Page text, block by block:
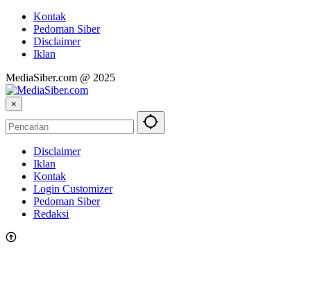
Kontak
Pedoman Siber
Disclaimer
Iklan
MediaSiber.com @ 2025
×
Disclaimer
Iklan
Kontak
Login Customizer
Pedoman Siber
Redaksi